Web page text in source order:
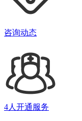
咨询动态
4人开通服务